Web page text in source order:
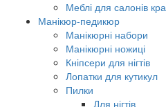
Меблі для салонів
Манікюр-педикюр
Манікюрні набори
Манікюрні ножиці
Кніпсери для нігтів
Лопатки для кутикул
Пилки
Для нігтів